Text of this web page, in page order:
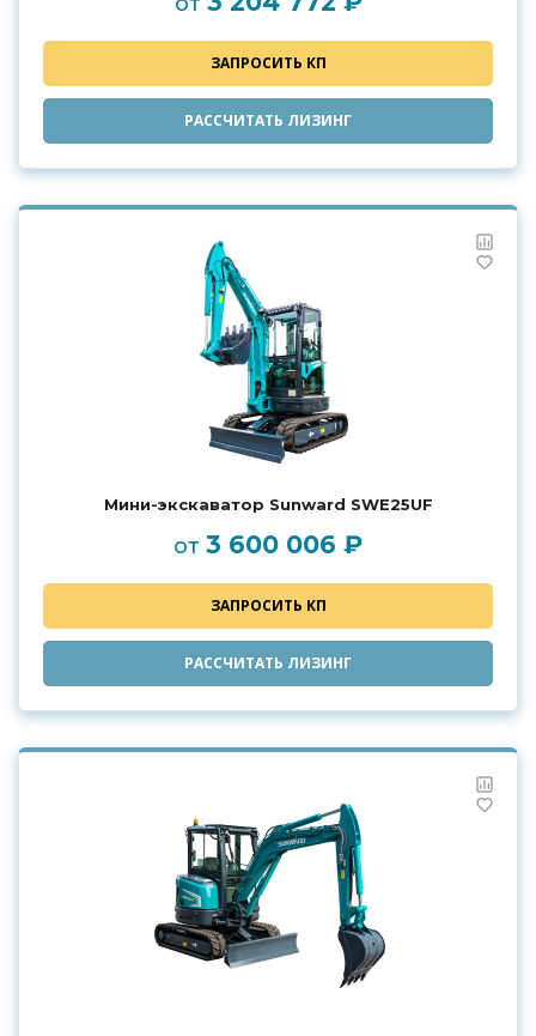
ЗАПРОСИТЬ КП
РАССЧИТАТЬ ЛИЗИНГ
Мини-экскаватор Sunward SWE25UF
от 3 600 006 ₽
ЗАПРОСИТЬ КП
РАССЧИТАТЬ ЛИЗИНГ